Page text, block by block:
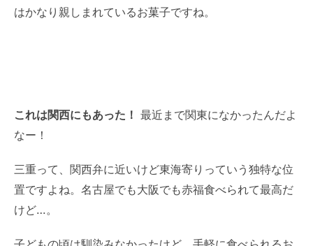
はかなり親しまれているお菓子ですね。
これは関西にもあった！ 最近まで関東になかったんだよ
なー！
三重って、関西弁に近いけど東海寄りっていう独特な位
置ですよね。名古屋でも大阪でも赤福食べられて最高だ
けど…。